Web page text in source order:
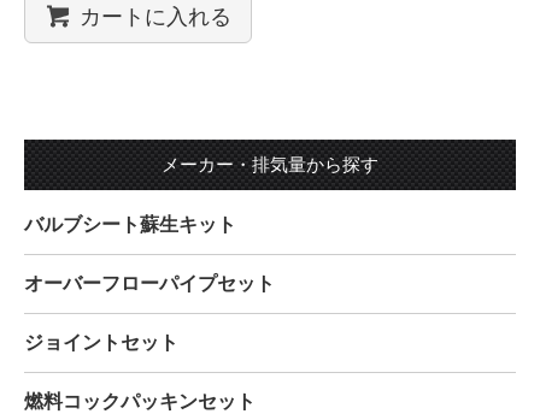
カートに入れる
メーカー・排気量から探す
バルブシート蘇生キット
オーバーフローパイプセット
ジョイントセット
燃料コックパッキンセット